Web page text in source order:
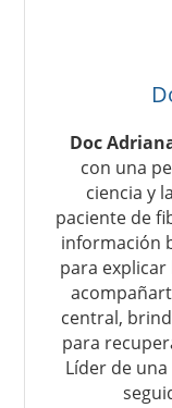
Doc
con una
ciencia y
paciente de
información
para
central,
para
Líder de